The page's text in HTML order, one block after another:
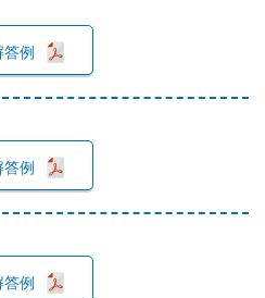
答例
答例
答例